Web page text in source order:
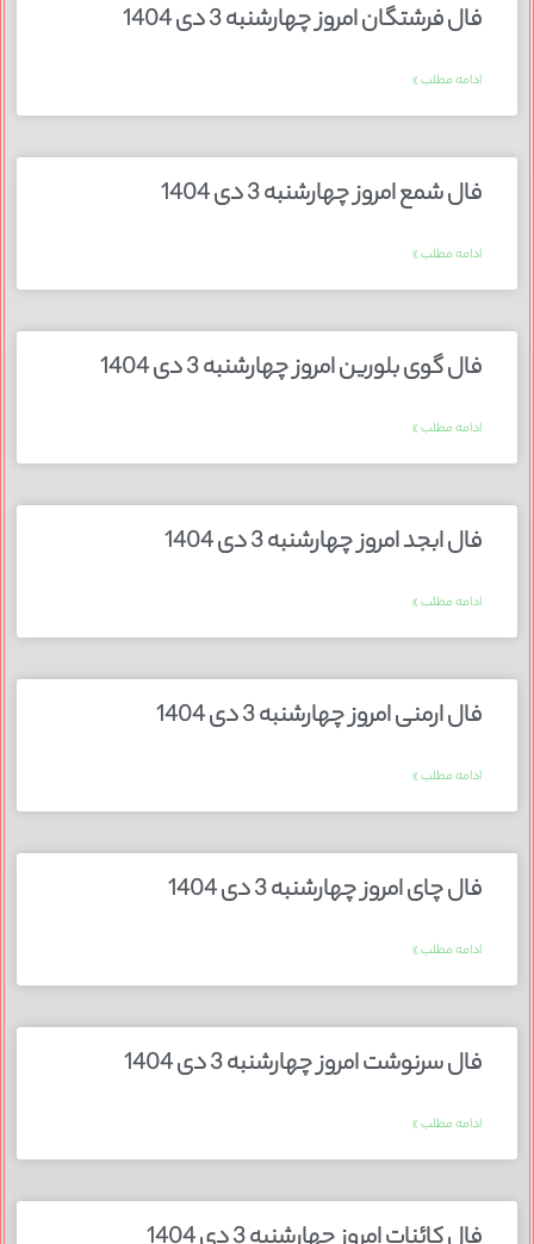
فال فرشتگان امروز چهارشنبه 3 دی 1404
ادامه مطلب »
فال شمع امروز چهارشنبه 3 دی 1404
ادامه مطلب »
فال گوی بلورین امروز چهارشنبه 3 دی 1404
ادامه مطلب »
فال ابجد امروز چهارشنبه 3 دی 1404
ادامه مطلب »
فال ارمنی امروز چهارشنبه 3 دی 1404
ادامه مطلب »
فال چای امروز چهارشنبه 3 دی 1404
ادامه مطلب »
فال سرنوشت امروز چهارشنبه 3 دی 1404
ادامه مطلب »